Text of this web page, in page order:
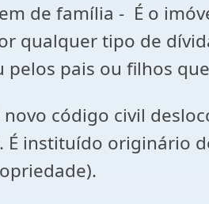
- É o imóvel
qualquer tipo de
pelos pais ou filhos
civil deslocou a
É instituído originário